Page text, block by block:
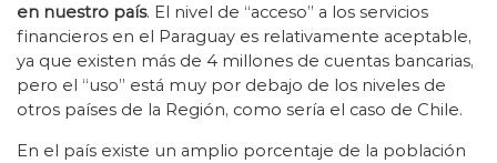
en nuestro país. El nivel de “acceso” a los servicios
financieros en el Paraguay es relativamente aceptable,
ya que existen más de 4 millones de cuentas bancarias,
pero el “uso” está muy por debajo de los niveles de
otros países de la Región, como sería el caso de Chile.
En el país existe un amplio porcentaje de la población